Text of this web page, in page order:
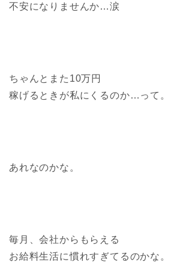
不安になりませんか…涙
ちゃんとまた10万円
稼げるときが私にくるのか…って。
あれなのかな。
毎月、会社からもらえる
お給料生活に慣れすぎてるのかな。